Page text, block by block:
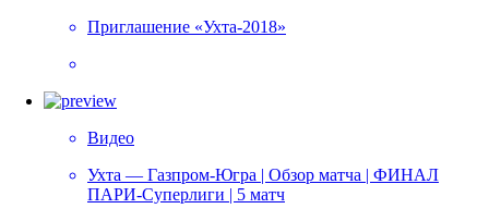
Приглашение «Ухта-2018»
Видео
Ухта — Газпром-Югра | Обзор матча | ФИНАЛ
ПАРИ-Суперлиги | 5 матч